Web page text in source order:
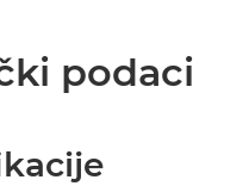
podaci